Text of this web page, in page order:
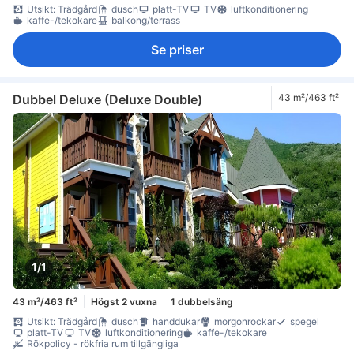
Utsikt: Trädgård
dusch platt-TV TV
luftkonditionering
kaffe-/tekokare
balkong/terrass
Se priser
Dubbel Deluxe (Deluxe Double) 43 m²/463 ft²
1/1
43 m²/463 ft² Högst 2 vuxna
1 dubbelsäng
Utsikt: Trädgård
dusch handdukar morgonrockar
spegel
platt-TV
TV luftkonditionering
kaffe-/tekokare
Rökpolicy - rökfria rum tillgängliga